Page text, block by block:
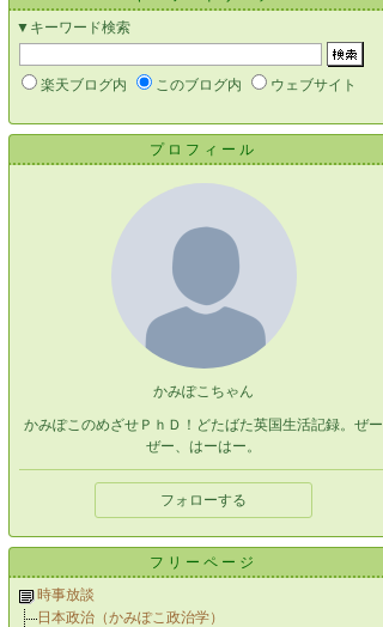
▼キーワード検索
楽天ブログ内 このブログ内 ウェブサイト
プロフィール
かみぽこちゃん
かみぽこのめざせＰｈＤ！どたばた英国生活記録。ぜー
ぜー、はーはー。
フォローする
フリーページ
時事放談
日本政治（かみぽこ政治学）